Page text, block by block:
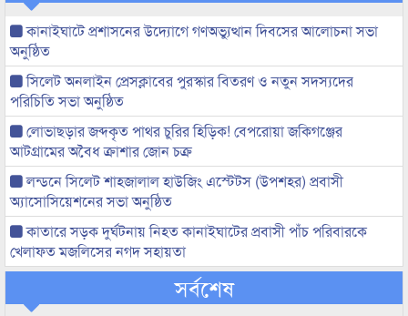
কানাইঘাটে প্রশাসনের উদ্যোগে গণঅভ্যুত্থান দিবসের আলোচনা সভা
অনুষ্ঠিত
সিলেট অনলাইন প্রেসক্লাবের পুরস্কার বিতরণ ও নতুন সদস্যদের
পরিচিতি সভা অনুষ্ঠিত
লোভাছড়ার জব্দকৃত পাথর চুরির হিড়িক! বেপরোয়া জকিগঞ্জের
আটগ্রামের অবৈধ ক্রাশার জোন চক্র
লন্ডনে সিলেট শাহজালাল হাউজিং এস্টেটস (উপশহর) প্রবাসী
অ্যাসোসিয়েশনের সভা অনুষ্ঠিত
কাতারে সড়ক দুর্ঘটনায় নিহত কানাইঘাটের প্রবাসী পাঁচ পরিবারকে
খেলাফত মজলিসের নগদ সহায়তা
সর্বশেষ